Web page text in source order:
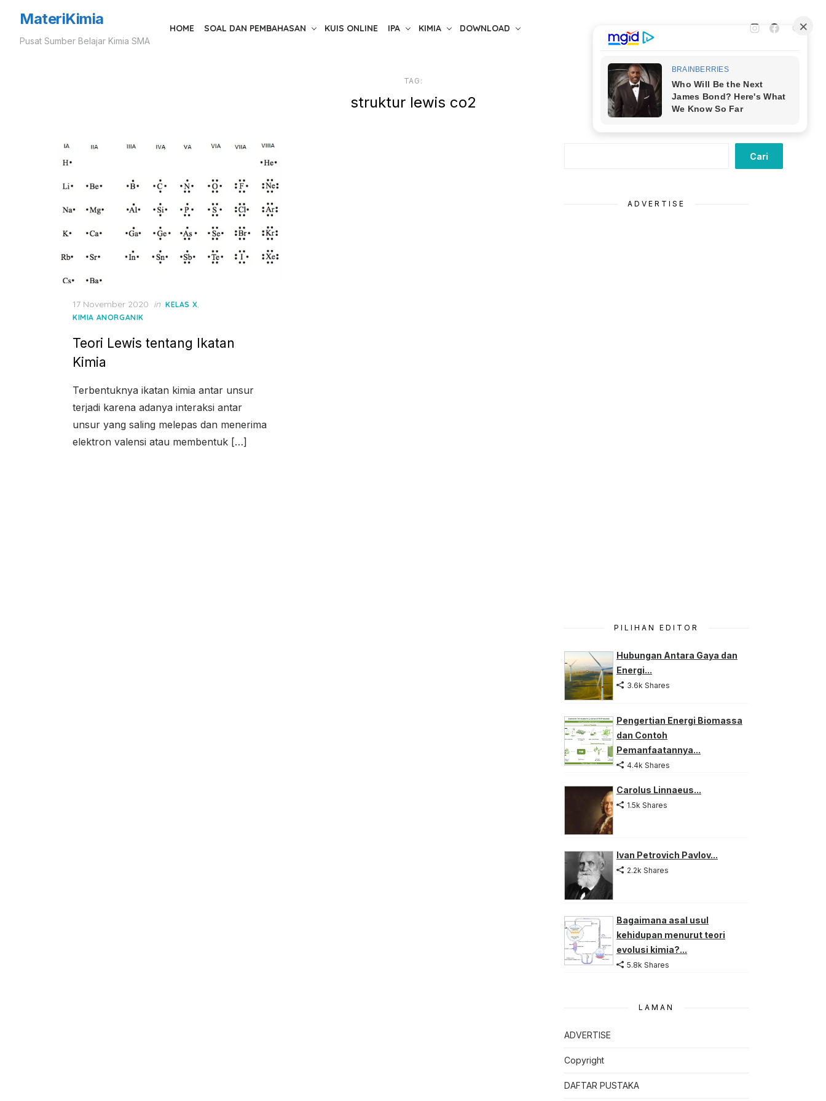
MateriKimia
Pusat Sumber Belajar Kimia SMA
HOME SOAL DAN PEMBAHASAN KUIS ONLINE IPA KIMIA DOWNLOAD
TAG:
struktur lewis co2
Posted
on
17 November 2020 in KELAS X
KIMIA ANORGANIK
Teori Lewis tentang Ikatan
Kimia
Terbentuknya ikatan kimia antar unsur
terjadi karena adanya interaksi antar
unsur yang saling melepas dan menerima
elektron valensi atau membentuk […]
Cari
ADVERTISE
PILIHAN EDITOR
Hubungan Antara Gaya dan
Energi...
3.6k Shares
Pengertian Energi Biomassa
dan Contoh
Pemanfaatannya...
4.4k Shares
Carolus Linnaeus...
1.5k Shares
Ivan Petrovich Pavlov...
2.2k Shares
Bagaimana asal usul
kehidupan menurut teori
evolusi kimia?...
5.8k Shares
LAMAN
ADVERTISE
Copyright
DAFTAR PUSTAKA